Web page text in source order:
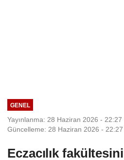
GENEL
Yayınlanma: 28 Haziran 2026 - 22:27
Güncelleme: 28 Haziran 2026 - 22:27
Eczacılık